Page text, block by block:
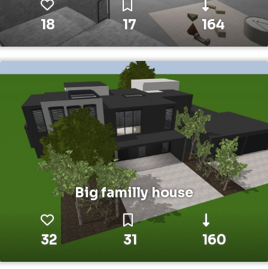
18 17 164
Big familly house
32 31 160